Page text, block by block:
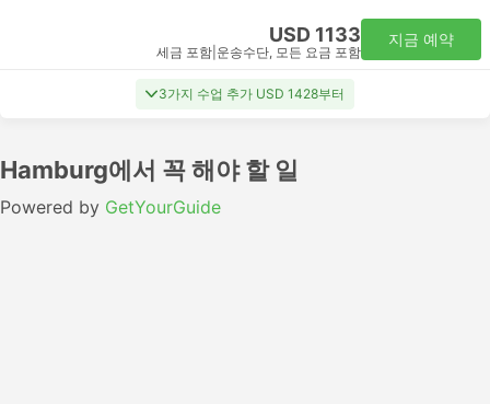
USD 1133
세금 포함 운송수단, 모든 요금 포함
지금 예약
3가지 수업 추가 USD 1428부터
Hamburg에서 꼭 해야 할 일
Powered by GetYourGuide